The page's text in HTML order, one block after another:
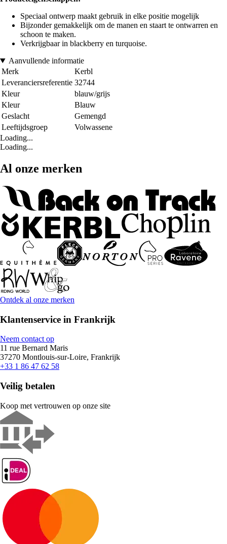
Speciaal ontwerp maakt gebruik in elke positie mogelijk
Bijzonder gemakkelijk om de manen en staart te ontwarren en
schoon te maken.
Verkrijgbaar in blackberry en turquoise.
Aanvullende informatie
Merk
Kerbl
Leveranciersreferentie 32744
Kleur
blauw/grijs
Kleur
Blauw
Geslacht
Gemengd
Leeftijdsgroep
Volwassene
Loading...
Loading...
Al onze merken
Ontdek al onze merken
Klantenservice in Frankrijk
Neem contact op
11 rue Bernard Maris
37270 Montlouis-sur-Loire, Frankrijk
+33 1 86 47 62 58
Veilig betalen
Koop met vertrouwen op onze site